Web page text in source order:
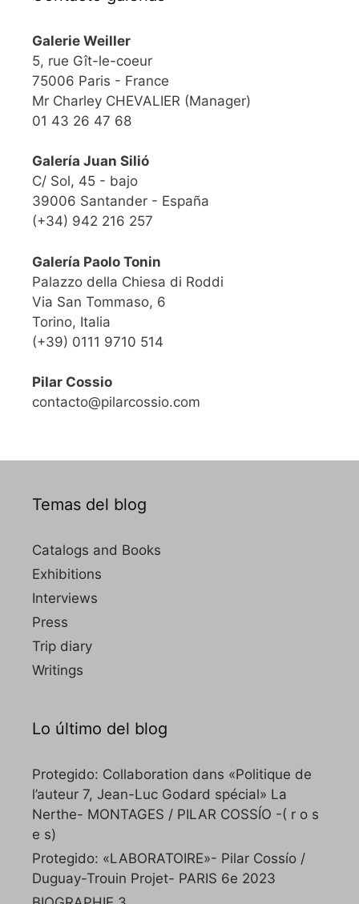
Galerie Weiller
5, rue Gît-le-coeur
75006 Paris - France
Mr Charley CHEVALIER (Manager)
01 43 26 47 68
Galería Juan Silió
C/ Sol, 45 - bajo
39006 Santander - España
(+34) 942 216 257
Galería Paolo Tonin
Palazzo della Chiesa di Roddi
Via San Tommaso, 6
Torino, Italia
(+39) 0111 9710 514
Pilar Cossio
contacto@pilarcossio.com
Temas del blog
Catalogs and Books
Exhibitions
Interviews
Press
Trip diary
Writings
Lo último del blog
Protegido: Collaboration dans «Politique de
l’auteur 7, Jean-Luc Godard spécial» La
Nerthe- MONTAGES / PILAR COSSÍO -( r o s
e s)
Protegido: «LABORATOIRE»- Pilar Cossío /
Duguay-Trouin Projet- PARIS 6e 2023